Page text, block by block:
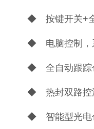
◆ 按键开关+全
◆ 电脑控制，
◆ 全自动跟踪
◆ 热封双路控
◆ 智能型光电